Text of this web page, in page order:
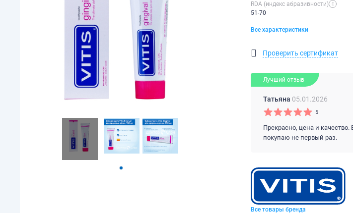
RDA (индекс абразивности)
51-70
Все характеристики
Проверить сертификат
Лучший отзыв
Татьяна 05.01.2026
5
Прекрасно, цена и
покупаю не первый раз.
Все товары бренда